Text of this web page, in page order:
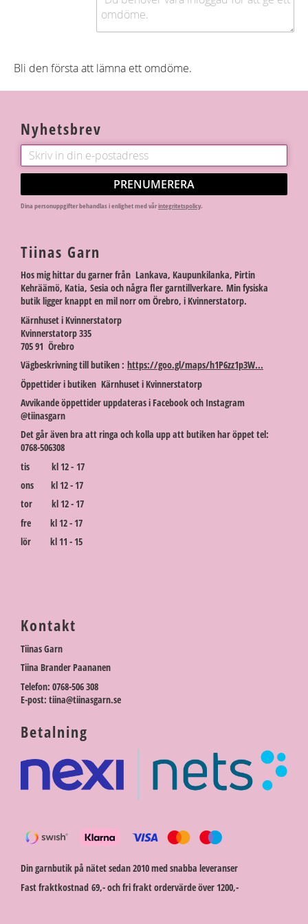
Bli den första att lämna ett omdöme.
Nyhetsbrev
PRENUMERERA
Dina personuppgifter behandlas i enlighet med vårintegritetspolicy.
Tiinas Garn
Hos mig hittar du garner från Lankava, Kaupunkilanka, Pirtin
Kehräämö, Katia, Sesia och några fler garntillverkare. Min fysiska
butik ligger knappt en mil norr om Örebro, i Kvinnerstatorp.
Kärnhuset i Kvinnerstatorp
Kvinnerstatorp 335
705 91 Örebro
Vägbeskrivning till butiken : https://goo.gl/maps/h1P6zz1p3W...
Öppettider i butiken Kärnhuset i Kvinnerstatorp
Avvikande öppettider uppdateras i Facebook och Instagram
@tiinasgarn
Det går även bra att ringa och kolla upp att butiken har öppet tel:
0768-506308
tis kl 12 - 17
ons kl 12 - 17
tor kl 12 - 17
fre kl 12 - 17
lör kl 11 - 15
Kontakt
Tiinas Garn
Tiina Brander Paananen
Telefon: 0768-506 308
E-post: tiina@tiinasgarn.se
Betalning
Din garnbutik på nätet sedan 2010 med snabba leveranser
Fast fraktkostnad 69,- och fri frakt ordervärde över 1200,-